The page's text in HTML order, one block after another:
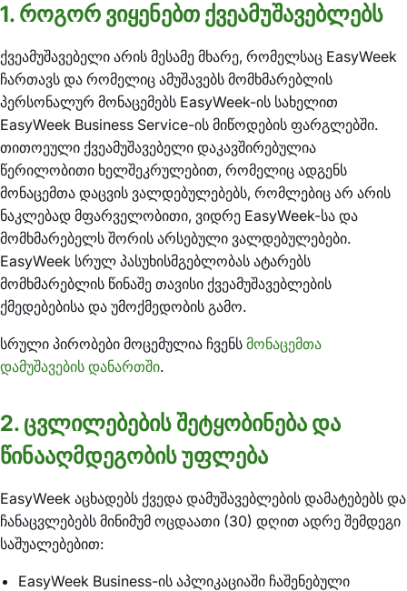
1. როგორ ვიყენებთ ქვეამუშავებლებს
ქვეამუშავებელი არის მესამე მხარე, რომელსაც EasyWeek
ჩართავს და რომელიც ამუშავებს მომხმარებლის
პერსონალურ მონაცემებს EasyWeek-ის სახელით
EasyWeek Business Service-ის მიწოდების ფარგლებში.
თითოეული ქვეამუშავებელი დაკავშირებულია
წერილობითი ხელშეკრულებით, რომელიც ადგენს
მონაცემთა დაცვის ვალდებულებებს, რომლებიც არ არის
ნაკლებად მფარველობითი, ვიდრე EasyWeek-სა და
მომხმარებელს შორის არსებული ვალდებულებები.
EasyWeek სრულ პასუხისმგებლობას ატარებს
მომხმარებლის წინაშე თავისი ქვეამუშავებლების
ქმედებებისა და უმოქმედობის გამო.
სრული პირობები მოცემულია ჩვენს მონაცემთა
დამუშავების დანართში.
2. ცვლილებების შეტყობინება და
წინააღმდეგობის უფლება
EasyWeek აცხადებს ქვედა დამუშავებლების დამატებებს და
ჩანაცვლებებს მინიმუმ ოცდაათი (30) დღით ადრე შემდეგი
საშუალებებით:
EasyWeek Business-ის აპლიკაციაში ჩაშენებული